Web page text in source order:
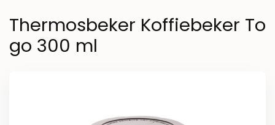
Thermosbeker Koffiebeker To
go 300 ml